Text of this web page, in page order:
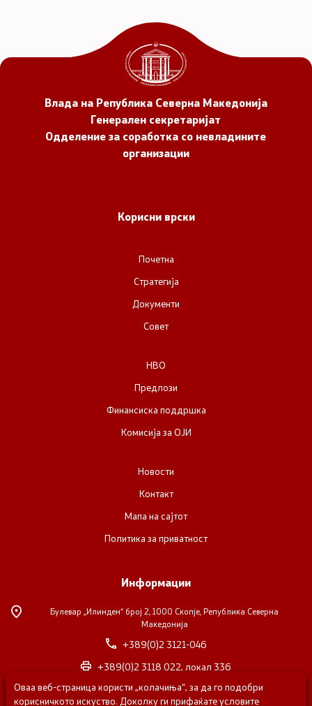
Влада на Република Северна Македонија
Генерален секретаријат
Одделение за соработка со невладините
организации
Корисни врски
Почетна
Стратегија
Документи
Совет
НВО
Предлози
Финансиска поддршка
Комисија за ОЈИ
Новости
Контакт
Мапа на сајтот
Политика за приватност
Информации
Булевар „Илинден“ број 2, 1000 Скопје, Република Северна
Македонија
+389(0)2 3121-046
+389(0)2 3118 022, локал 336
nvosorabotka@gs.gov.mk
Оваа веб-страница користи „колачиња“, за да го подобри
корисничкото искуство. Доколку ги прифаќате условите